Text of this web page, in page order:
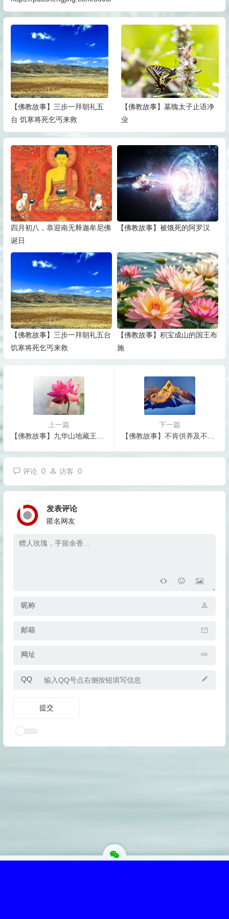
【佛教故事】三步一拜朝礼五
台 饥寒将死乞丐来救
【佛教故事】墓魄太子止语净
业
四月初八，恭迎南无释迦牟尼佛
诞日
【佛教故事】被饿死的阿罗汉
【佛教故事】三步一拜朝礼五台
饥寒将死乞丐来救
【佛教故事】积宝成山的国王布
施
上一篇
下一篇
评论 0 访客 0
发表评论
匿名网友
昵称
邮箱
网址
QQ